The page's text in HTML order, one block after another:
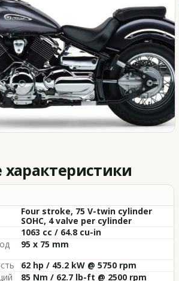
характеристики
Four stroke, 75 V-twin cylinder
SOHC, 4 valve per cylinder
1063 cc / 64.8 cu-in
95 x 75 mm
62 hp / 45.2 kW @ 5750 rpm
85 Nm / 62.7 lb-ft @ 2500 rpm